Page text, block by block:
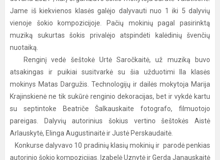
Jame iš kiekvienos klasės galėjo dalyvauti nuo 1 iki 5 dalyvių
vienoje šokio kompozicijoje. Pačių mokinių pagal pasirinktą
muziką sukurtas šokis privalėjo atspindėti kalėdinių švenčių
nuotaiką.
Renginį vedė šeštokė Urtė Saročkaitė, už muziką buvo
atsakingas ir puikiai susitvarkė su šia užduotimi IIa klasės
mokinys Matas Dargužis. Technologijų ir dailės mokytoja Marija
Krajinskienė ne tik sukūrė renginio dekoracijas, bet ir vykdė kartu
su septintoke Beatriče Šalkauskaite fotografo, filmuotojo
pareigas. Dalyvių autorinius šokius vertino šeštokės Aistė
Arlauskytė, Elinga Augustinaitė ir Justė Perskaudaitė.
Konkurse dalyvavo 10 pradinių klasių mokinių ir parodė penkias
autorinio šokio kompozicijas. Izabelė Uznytė ir Gerda Janauskaitė